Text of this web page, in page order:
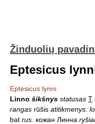
Žinduolių
Eptesicus
Eptesicus lynni
Linno šikšnys statusas T
rangas rūšis atitikmenys:
bat rus. кожан Линна ryšiai